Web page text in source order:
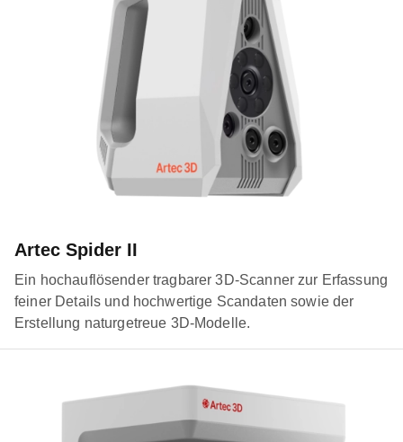
Artec Spider II
Ein hochauflösender tragbarer 3D-Scanner zur Erfassung
feiner Details und hochwertige Scandaten sowie der
Erstellung naturgetreue 3D-Modelle.